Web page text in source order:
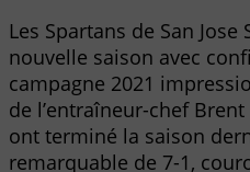
Les Spartans de San
nouvelle saison avec
campagne 2021
de l’entraîneur-chef
ont terminé la saison
remarquable de 7-1,